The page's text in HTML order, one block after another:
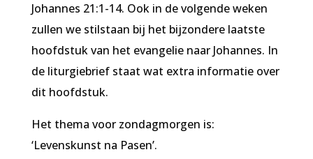
Johannes 21:1-14. Ook in de volgende weken
zullen we stilstaan bij het bijzondere laatste
hoofdstuk van het evangelie naar Johannes. In
de liturgiebrief staat wat extra informatie over
dit hoofdstuk.
Het thema voor zondagmorgen is:
‘Levenskunst na Pasen’.